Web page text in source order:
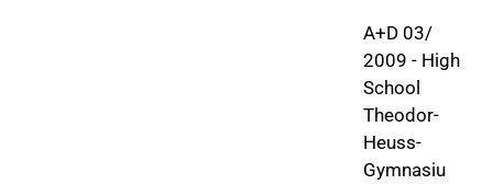
A+D 03/
2009 - High
School
Theodor-
Heuss-
Gymnasiu